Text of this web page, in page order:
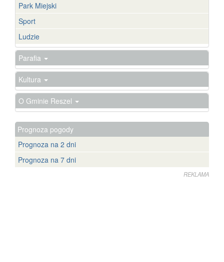
Park Miejski
Sport
Ludzie
Parafia
Kultura
O Gminie Reszel
Prognoza pogody
Prognoza na 2 dni
Prognoza na 7 dni
REKLAMA